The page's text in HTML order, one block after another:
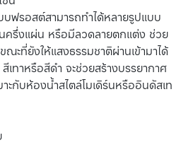
ฟรอสต์สามารถทำได้หลายรูปแบบ
รึ่งแผ่น หรือมีลวดลายตกแต่ง ช่วย
ณะที่ยังให้แสงธรรมชาติผ่านเข้ามาได้
เทาหรือสีดำ จะช่วยสร้างบรรยากาศ
ะกับห้องน้ำสไตล์โมเดิร์นหรืออินดัสเท